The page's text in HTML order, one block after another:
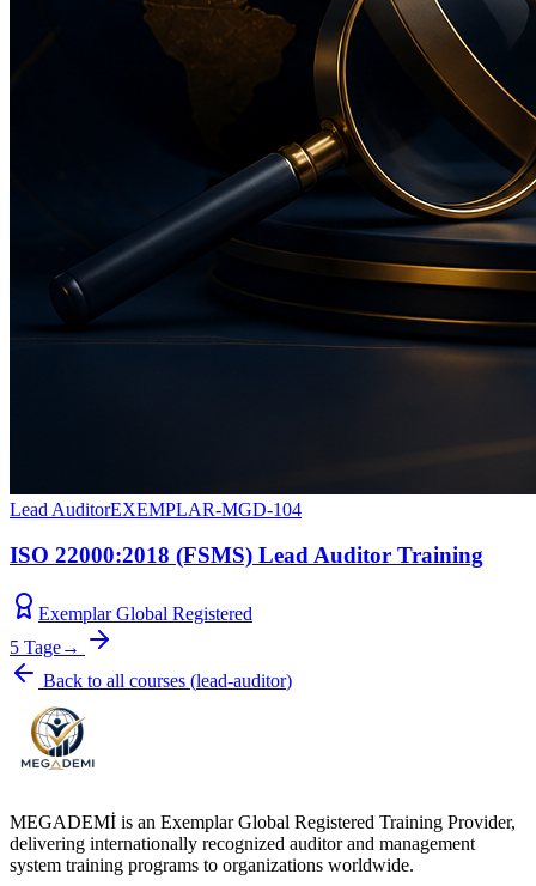
Lead AuditorEXEMPLAR-MGD-104
ISO 22000:2018 (FSMS) Lead Auditor Training
Exemplar Global Registered
5 Tage→
Back to all courses (lead-auditor)
MEGADEMİ is an Exemplar Global Registered Training Provider,
delivering internationally recognized auditor and management
system training programs to organizations worldwide.